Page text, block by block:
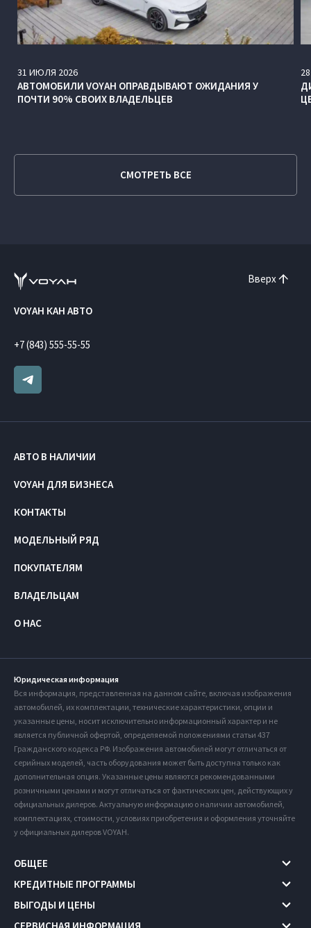
31 ИЮЛЯ 2026
АВТОМОБИЛИ VOYAH ОПРАВДЫВАЮТ ОЖИДАНИЯ У
ПОЧТИ 90% СВОИХ ВЛАДЕЛЬЦЕВ
28
СМОТРЕТЬ ВСЕ
Вверх
VOYAH КАН АВТО
+7 (843) 555-55-55
АВТО В НАЛИЧИИ
VOYAH ДЛЯ БИЗНЕСА
КОНТАКТЫ
МОДЕЛЬНЫЙ РЯД
ПОКУПАТЕЛЯМ
ВЛАДЕЛЬЦАМ
О НАС
Юридическая информация
Вся информация, представленная на данном сайте, включая изображения
автомобилей, их комплектации, технические характеристики, опции и
указанные цены, носит исключительно информационный характер и не
является публичной офертой, определяемой положениями статьи 437
Гражданского кодекса РФ. Изображения автомобилей могут отличаться от
серийных моделей, часть оборудования может быть доступна только как
дополнительная опция. Указанные цены являются рекомендованными
розничными ценами и могут отличаться от фактических цен, действующих у
официальных дилеров. Актуальную информацию о наличии автомобилей,
комплектациях, стоимости, условиях приобретения и оформления уточняйте
у официальных дилеров VOYAH.
ОБЩЕЕ
КРЕДИТНЫЕ ПРОГРАММЫ
ВЫГОДЫ И ЦЕНЫ